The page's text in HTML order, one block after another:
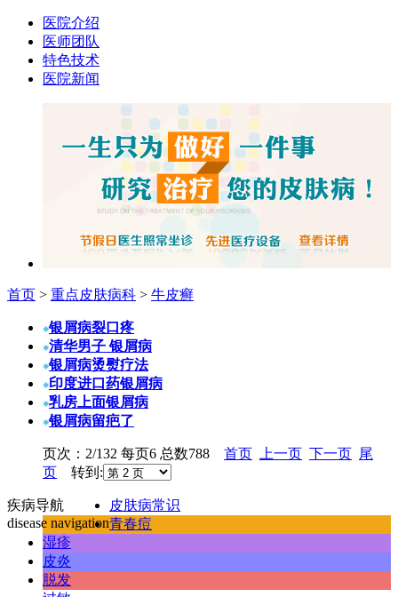
医院介绍
医师团队
特色技术
医院新闻
首页 > 重点皮肤病科 > 牛皮癣
银屑病裂口疼
清华男子 银屑病
银屑病烫熨疗法
印度进口药银屑病
乳房上面银屑病
银屑病留疤了
页次：2/132 每页6 总数788 首页 上一页 下一页 尾
页 转到:
疾病导航
disease navigation
皮肤病常识
青春痘
湿疹
皮炎
脱发